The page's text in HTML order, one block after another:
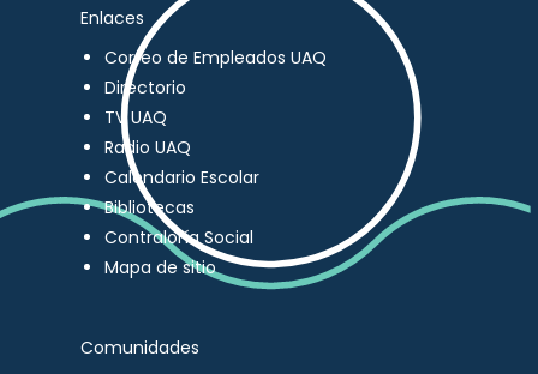
Enlaces
Correo de Empleados UAQ
Directorio
TV UAQ
Radio UAQ
Calendario Escolar
Bibliotecas
Contraloría Social
Mapa de sitio
Comunidades